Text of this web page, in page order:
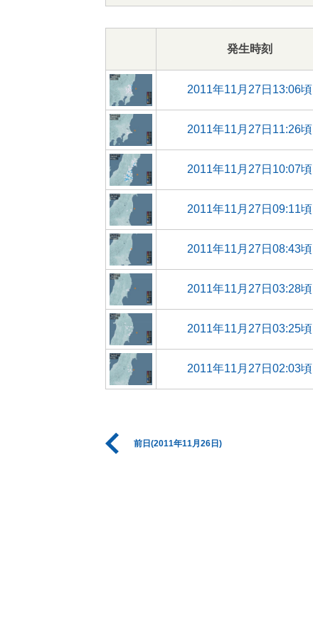
発生時刻
2011年11月27日13:06頃
2011年11月27日11:26頃
2011年11月27日10:07頃
2011年11月27日09:11頃
2011年11月27日08:43頃
2011年11月27日03:28頃
2011年11月27日03:25頃
2011年11月27日02:03頃
前日(2011年11月26日)